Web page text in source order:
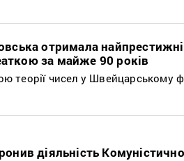
отримала
за майже 90 років
теорії чисел у Швейцарському
діяльність